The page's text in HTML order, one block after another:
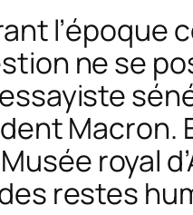
ne se
royal
restes